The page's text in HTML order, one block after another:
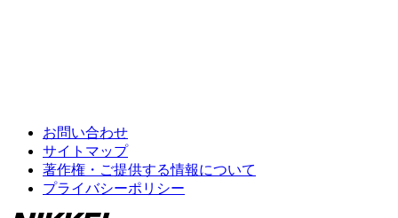
お問い合わせ
サイトマップ
著作権・ご提供する情報について
プライバシーポリシー